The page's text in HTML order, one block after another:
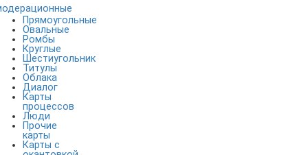
Прямоугольные
Овальные
Ромбы
Круглые
Шестиугольник
Титулы
Облака
Диалог
Карты
процессов
Люди
Прочие
карты
Карты с